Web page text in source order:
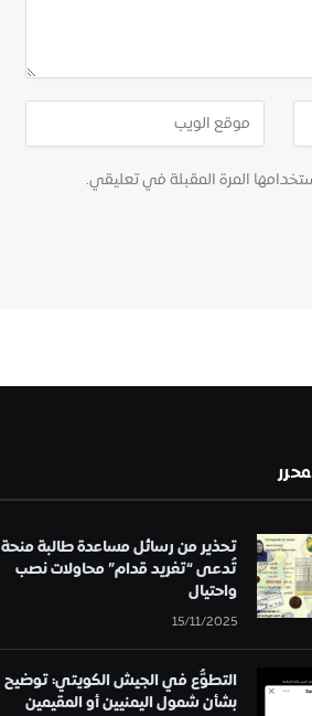
المرة المقبلة في تعليقي.
تحذير من رسائل مساعدة طالبة منحة
تُدعى “تغريد قدام” محاولات نصب
واحتيال
15/11/2025
التطوُّع في الجيش الكويتي: توضيح
بشأن شمول اليمنيين أو المقيمين